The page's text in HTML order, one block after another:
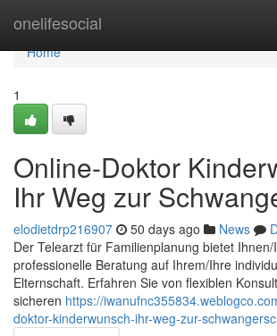
onelifesocial
Home
Home
1
Online-Doktor
Ihr Weg zur
elodietdrp216907 50 days ago News
Der Telearzt für Familienplanung bietet
professionelle Beratung auf Ihrem/Ihre
Elternschaft. Erfahren Sie von flexiblen
sicheren https://
doktor-kinderwunsch-ihr-weg-zur-